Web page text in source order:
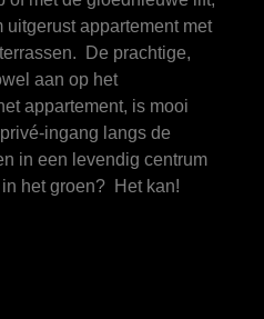
uitgerust appartement met
De prachtige,
aan op het
appartement, is mooi
ingang langs de
in een levendig centrum
het groen? Het kan!